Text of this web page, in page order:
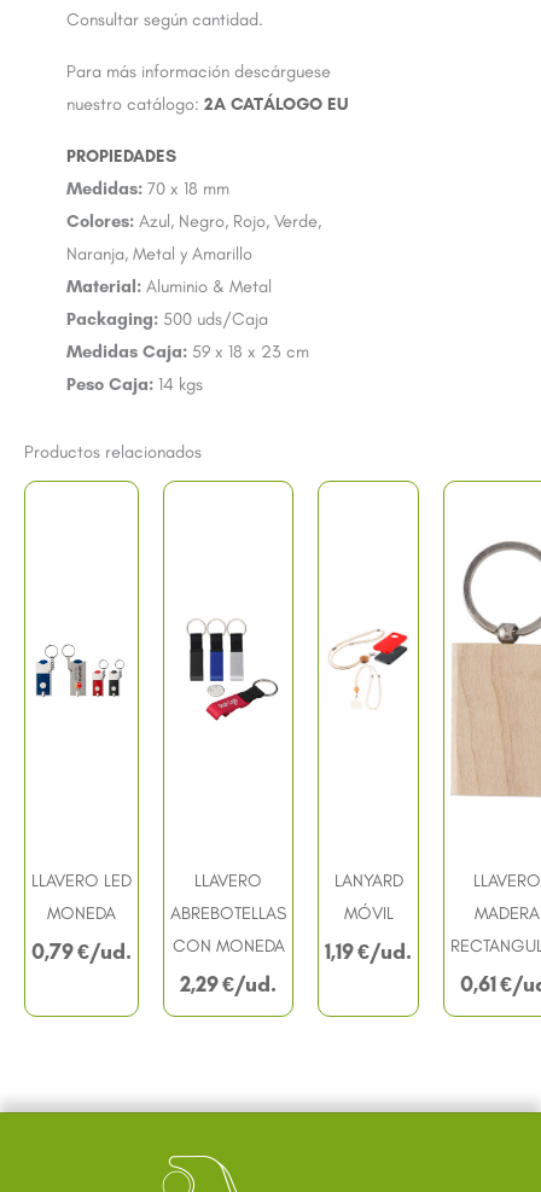
Consultar según cantidad.
Para más información descárguese
nuestro catálogo: 2A CATÁLOGO EU
Medidas: 70 x 18 mm
Colores: Azul, Negro, Rojo, Verde,
Naranja, Metal y Amarillo
Material: Aluminio & Metal
Packaging: 500 uds/Caja
Medidas Caja: 59 x 18 x 23 cm
Peso Caja: 14 kgs
Productos relacionados
LLAVERO LED
MONEDA
0,79€
LLAVERO
ABREBOTELLAS
CON MONEDA
2,29€
LANYARD
MÓVIL
1,19€
LLAVERO
MADERA
0,61€